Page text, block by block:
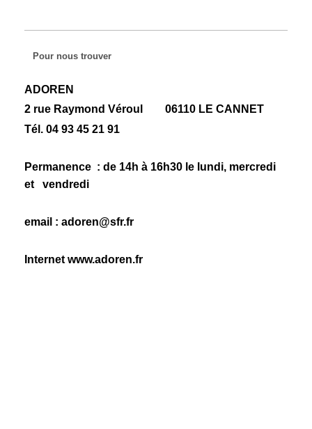
Pour nous trouver
ADOREN
2 rue Raymond Véroul 06110 LE CANNET
Tél. 04 93 45 21 91
Permanence : de 14h à 16h30 le lundi, mercredi
et vendredi
email : adoren@sfr.fr
Internet www.adoren.fr